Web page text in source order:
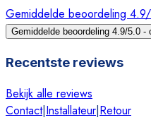
Gemiddelde beoordeling
Gemiddelde beoordeling 4.9/5.0 -
Recentste reviews
Bekijk alle reviews
Contact|Installateur|Retour